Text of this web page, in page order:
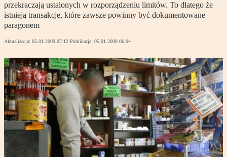
przekraczają ustalonych w rozporządzeniu limitów. To dlatego że
istnieją transakcje, które zawsze powinny być dokumentowane
paragonem
Aktualizacja: 05.01.2009 07:12 Publikacja: 05.01.2009 06:04